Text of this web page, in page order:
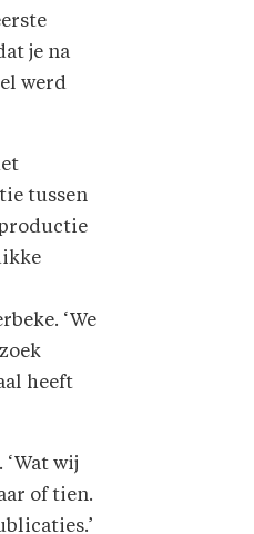
je na
werd
tussen
‘We
heeft
wij
of tien.